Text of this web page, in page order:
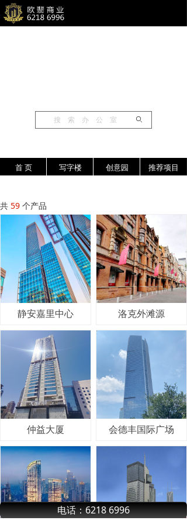
首 页 写字楼 创意园 推荐项目
ꄙ
共 59 个产品
静安嘉里中心 洛克外滩源
仲益大厦 会德丰国际广场
电话：6218 6996